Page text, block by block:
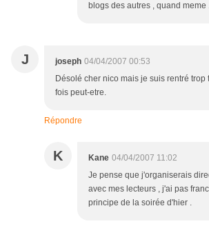
blogs des autres , quand meme
J joseph 04/04/2007 00:53
Désolé cher nico mais je suis rentré trop
fois peut-etre.
Répondre
K Kane 04/04/2007 11:02
Je pense que j'organiserais
avec mes lecteurs , j'ai pas
principe de la soirée d'hier .